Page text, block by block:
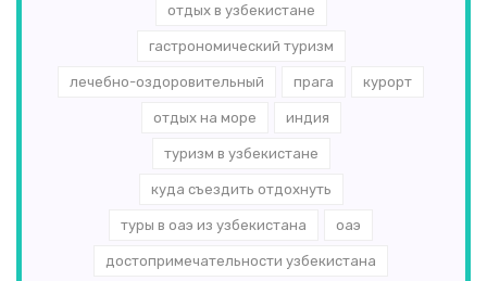
отдых в узбекистане
гастрономический туризм
лечебно-оздоровительный прага курорт
отдых на море индия
туризм в узбекистане
куда съездить отдохнуть
туры в оаэ из узбекистана оаэ
достопримечательности узбекистана